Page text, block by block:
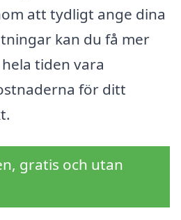
att tydligt ange dina
kan du få mer
tiden vara
för ditt
gratis och utan